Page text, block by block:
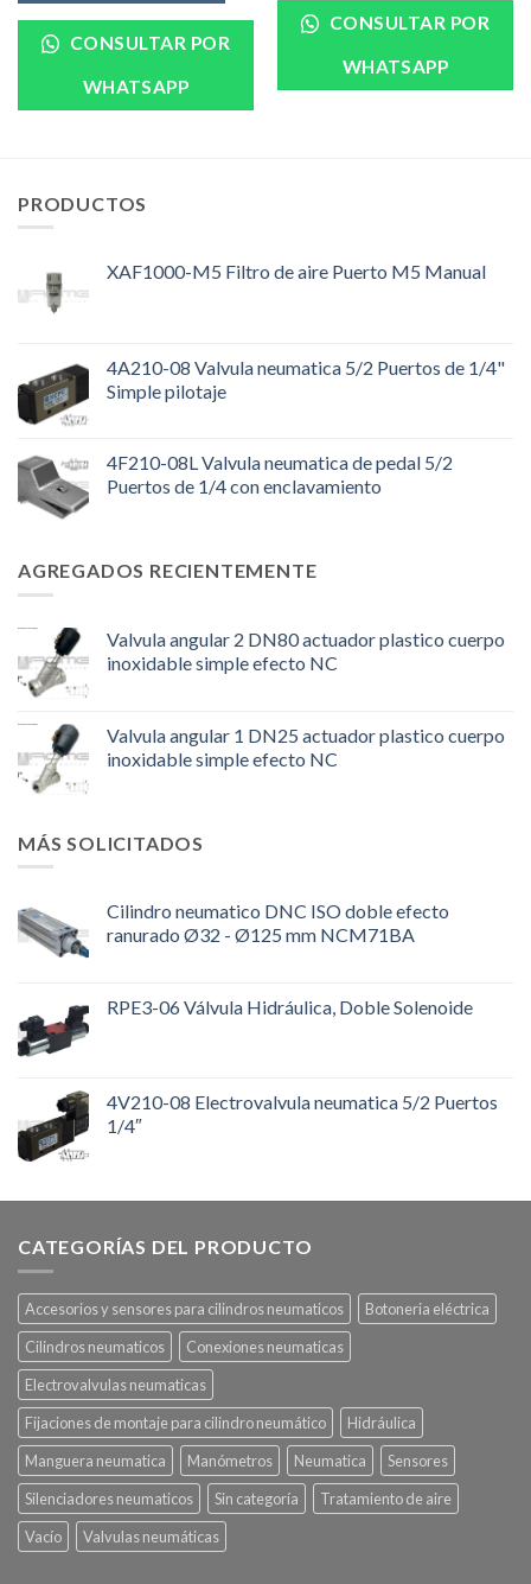
CONSULTAR POR
WHATSAPP
CONSULTAR POR
WHATSAPP
PRODUCTOS
XAF1000-M5 Filtro de aire Puerto M5 Manual
4A210-08 Valvula neumatica 5/2 Puertos de 1/4"
Simple pilotaje
4F210-08L Valvula neumatica de pedal 5/2
Puertos de 1/4 con enclavamiento
AGREGADOS RECIENTEMENTE
Valvula angular 2 DN80 actuador plastico cuerpo
inoxidable simple efecto NC
Valvula angular 1 DN25 actuador plastico cuerpo
inoxidable simple efecto NC
MÁS SOLICITADOS
Cilindro neumatico DNC ISO doble efecto
ranurado Ø32 - Ø125 mm NCM71BA
RPE3-06 Válvula Hidráulica, Doble Solenoide
4V210-08 Electrovalvula neumatica 5/2 Puertos
1/4″
CATEGORÍAS DEL PRODUCTO
Accesorios y sensores para cilindros neumaticos
Botoneria eléctrica
Cilindros neumaticos
Conexiones neumaticas
Electrovalvulas neumaticas
Fijaciones de montaje para cilindro neumático
Hidráulica
Manguera neumatica
Manómetros Neumatica
Sensores
Silenciadores neumaticos
Sin categoría
Tratamiento de aire
Vacío
Valvulas neumáticas